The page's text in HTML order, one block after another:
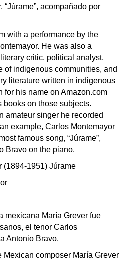
“Júrame”, acompañado por
with a performance by the
He was also a
critic, political analyst,
of indigenous communities, and
literature written in indigenous
for his name on Amazon.com
books on those subjects.
amateur singer he recorded
example, Carlos Montemayor
famous song, “Júrame”,
Bravo on the piano.
(1894-1951) Júrame
mexicana María Grever fue
el tenor Carlos
Antonio Bravo.
Mexican composer María Grever